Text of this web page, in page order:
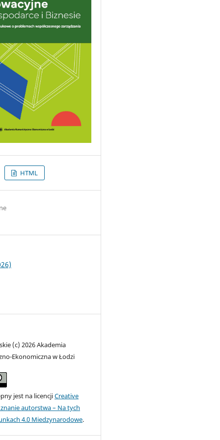
HTML
(c) 2026 Akademia
Ekonomiczna w Łodzi
jest na licencjiCreative
autorstwa – Na tych
4.0 Miedzynarodowe.